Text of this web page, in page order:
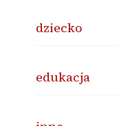
dziecko
edukacja